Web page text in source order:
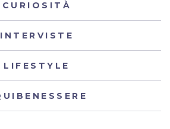
CURIOSITÀ
INTERVISTE
LIFESTYLE